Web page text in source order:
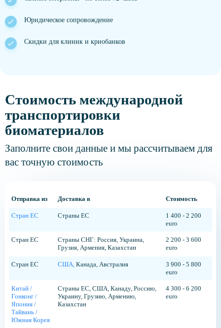
Юридическое сопровождение
Скидки для клиник и криобанков
Стоимость международной
транспортировки
биоматериалов
Заполните свои данные и мы рассчитываем для
вас точную стоимость
Отправка из Доставка в Стоимость
Стран ЕС Страны ЕС
1 400 - 2 200
euro
Стран ЕС
Страны СНГ: Россия, Украина,
Грузия, Армения, Казахстан
2 200 - 3 600
euro
Стран ЕС США, Канада, Австралия
3 900 - 5 800
euro
Китай /
Гонконг /
Япония /
Тайвань /
Южная Корея
Страны ЕС, США, Канаду, Россию,
Украину, Грузию, Армению,
Казахстан
4 300 - 6 200
euro